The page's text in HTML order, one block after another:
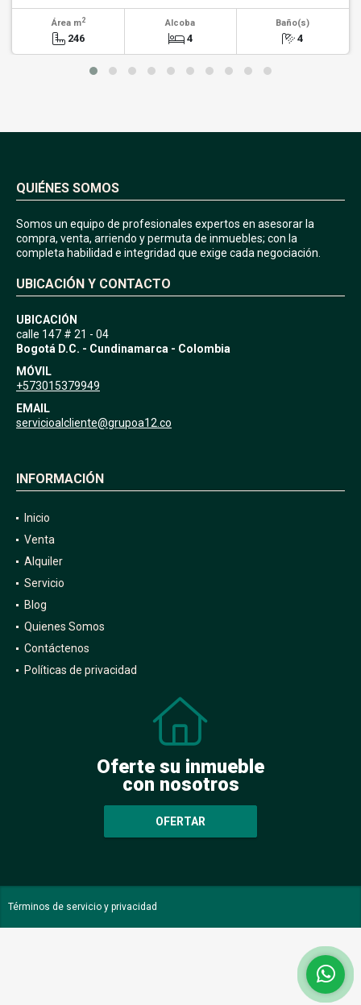
Área m2
246
Alcoba
4
Baño(s)
4
QUIÉNES SOMOS
Somos un equipo de profesionales expertos en asesorar la
compra, venta, arriendo y permuta de inmuebles; con la
completa habilidad e integridad que exige cada negociación.
UBICACIÓN Y CONTACTO
UBICACIÓN
calle 147 # 21 - 04
Bogotá D.C. - Cundinamarca - Colombia
MÓVIL
+573015379949
EMAIL
servicioalcliente@grupoa12.co
INFORMACIÓN
Inicio
Venta
Alquiler
Servicio
Blog
Quienes Somos
Contáctenos
Políticas de privacidad
Oferte su inmueble
con nosotros
OFERTAR
Términos de servicio y privacidad